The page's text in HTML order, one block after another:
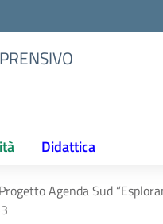
Didattica
Progetto Agenda Sud